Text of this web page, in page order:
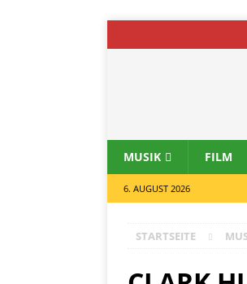
MUSIK FILM
6. AUGUST 2026
STARTSEITE